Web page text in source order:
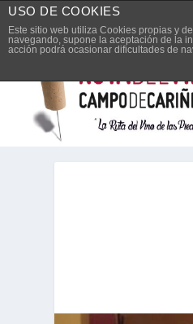
Español
USO DE COOKIES
Este sitio web utiliza Cookies propias y
navegando, supone la aceptación de la
acción podrá ocasionar dificultades de